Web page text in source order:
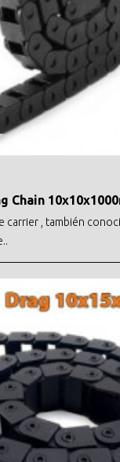
Chain
carrier , también